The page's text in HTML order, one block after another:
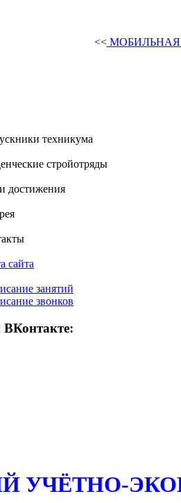
<<МОБИЛЬНАЯ
техникума
стройотряды
достижения
сайта
занятий
звонков
УЧЁТНО-